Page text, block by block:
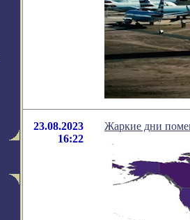
23.08.2023
16:22
Жаркие дни